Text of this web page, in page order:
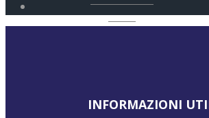
INFORMAZIONI